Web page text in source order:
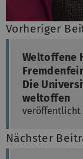
Vorheriger
Weltoffene
Die
weltoffen
veröffentlicht
Nächster